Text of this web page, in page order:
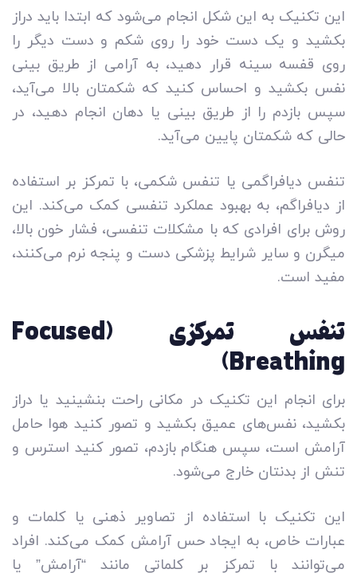
این تکنیک به این شکل انجام می‌شود که ابتدا باید دراز
بکشید و یک دست خود را روی شکم و دست دیگر را
روی قفسه سینه قرار دهید، به آرامی از طریق بینی
نفس بکشید و احساس کنید که شکمتان بالا می‌آید،
سپس بازدم را از طریق بینی یا دهان انجام دهید، در
حالی که شکمتان پایین می‌آید.
تنفس دیافراگمی یا تنفس شکمی، با تمرکز بر استفاده
از دیافراگم، به بهبود عملکرد تنفسی کمک می‌کند. این
روش برای افرادی که با مشکلات تنفسی، فشار خون بالا،
میگرن و سایر شرایط پزشکی دست و پنجه نرم می‌کنند،
مفید است.
تنفس تمرکزی (Focused
Breathing)
برای انجام این تکنیک در مکانی راحت بنشینید یا دراز
بکشید، نفس‌های عمیق بکشید و تصور کنید هوا حامل
آرامش است، سپس هنگام بازدم، تصور کنید استرس و
تنش از بدنتان خارج می‌شود.
این تکنیک با استفاده از تصاویر ذهنی یا کلمات و
عبارات خاص، به ایجاد حس آرامش کمک می‌کند. افراد
می‌توانند با تمرکز بر کلماتی مانند “آرامش” یا